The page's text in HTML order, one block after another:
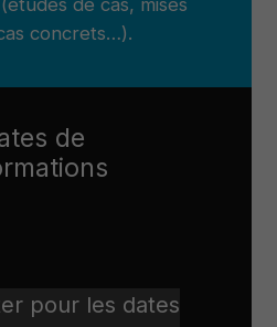
de cas, mises
concrets…).
de
pour les dates